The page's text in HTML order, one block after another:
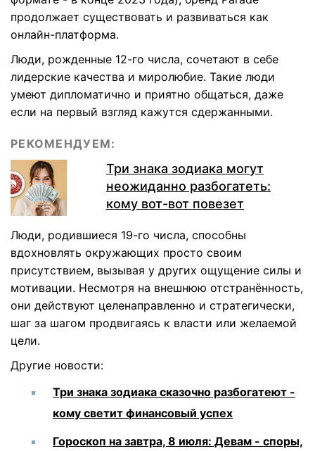
продолжает существовать и развиваться как
онлайн-платформа.
Люди, рожденные 12-го числа, сочетают в себе
лидерские качества и миролюбие. Такие люди
умеют дипломатично и приятно общаться, даже
если на первый взгляд кажутся сдержанными.
РЕКОМЕНДУЕМ:
Три знака зодиака могут
неожиданно разбогатеть:
кому вот-вот повезет
Люди, родившиеся 19-го числа, способны
вдохновлять окружающих просто своим
присутствием, вызывая у других ощущение силы и
мотивации. Несмотря на внешнюю отстранённость,
они действуют целенаправленно и стратегически,
шаг за шагом продвигаясь к власти или желаемой
цели.
Другие новости:
Три знака зодиака сказочно разбогатеют -
кому светит финансовый успех
Гороскоп на завтра, 8 июля: Девам - споры,